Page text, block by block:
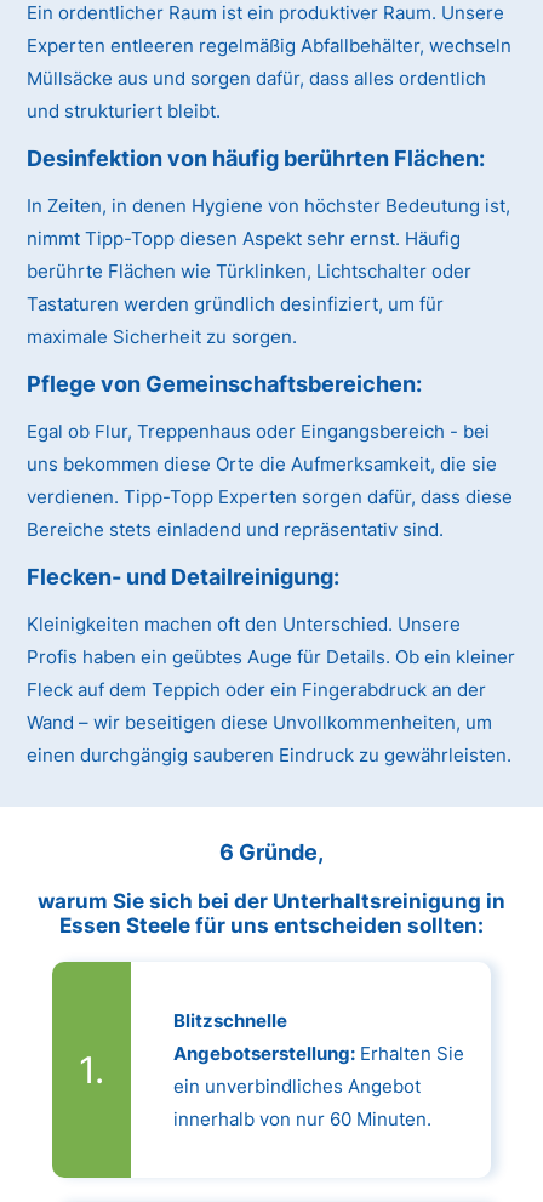
Ein ordentlicher Raum ist ein produktiver Raum. Unsere
Experten entleeren regelmäßig Abfallbehälter, wechseln
Müllsäcke aus und sorgen dafür, dass alles ordentlich
und strukturiert bleibt.
Desinfektion von häufig berührten Flächen:
In Zeiten, in denen Hygiene von höchster Bedeutung ist,
nimmt Tipp-Topp diesen Aspekt sehr ernst. Häufig
berührte Flächen wie Türklinken, Lichtschalter oder
Tastaturen werden gründlich desinfiziert, um für
maximale Sicherheit zu sorgen.
Pflege von Gemeinschaftsbereichen:
Egal ob Flur, Treppenhaus oder Eingangsbereich - bei
uns bekommen diese Orte die Aufmerksamkeit, die sie
verdienen. Tipp-Topp Experten sorgen dafür, dass diese
Bereiche stets einladend und repräsentativ sind.
Flecken- und Detailreinigung:
Kleinigkeiten machen oft den Unterschied. Unsere
Profis haben ein geübtes Auge für Details. Ob ein kleiner
Fleck auf dem Teppich oder ein Fingerabdruck an der
Wand – wir beseitigen diese Unvollkommenheiten, um
einen durchgängig sauberen Eindruck zu gewährleisten.
6 Gründe,
warum Sie sich bei der Unterhaltsreinigung in
Essen Steele für uns entscheiden sollten:
Blitzschnelle
Angebotserstellung:Erhalten Sie
ein unverbindliches Angebot
innerhalb von nur 60 Minuten.